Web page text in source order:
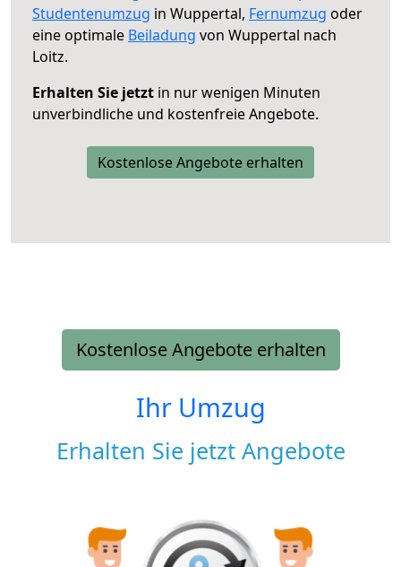
Studentenumzug in Wuppertal, Fernumzug oder
eine optimale Beiladung von Wuppertal nach
Loitz.
Erhalten Sie jetzt in nur wenigen Minuten
unverbindliche und kostenfreie Angebote.
Kostenlose Angebote erhalten
Kostenlose Angebote erhalten
Ihr Umzug
Erhalten Sie jetzt Angebote